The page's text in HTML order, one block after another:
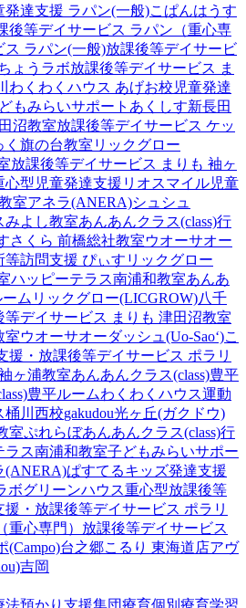
発達支援 ラパン(一般)こぱんはうす
後等デイサービス ラパン（重心専
ス ラパン(一般)放課後等デイサービ
ょうラボ放課後等デイサービス ま
わくわくハウス あげお校 児童発達
もみらいサポートあくしす新長田
沼教室放課後等デイサービス ケッ
く旗の台教室 リックグロー
放課後等デイサービス まりも 袖ヶ
心型児童発達支援 リオスマイル児童
室アネラ(ANERA)シュシュ
みよし教室あんあんクラス(class)行
さくら 前橋総社教室ウオーサオー
等訪問支援 ぴぃす リックグロー
ハッピーテラス南浦和教室あんあ
ム リックグロー(LICGROW)八千
等デイサービス まりも 津田沼教室
室ウオーサオーダッシュ(Uo-Sao‘)こ
援・放課後等デイサービス ポラリ
ヶ浦教室あんあんクラス(class)豊平
豊平ルームわくわくハウス運動
桶川西校gakudou光ヶ丘(ガクドウ)
室ぷれらぼあんあんクラス(class)行
ラス南浦和教室子どもみらいサポー
(ANERA)ぱすてるキッズ発達支援
ボグリーンハウス重心型放課後等
援・放課後等デイサービス ポラリ
重心専門） 放課後等デイサービス
(Campo)台之郷こるり 東海道店アヴ
吉岡
法預かり支援集団療育個別療育学習